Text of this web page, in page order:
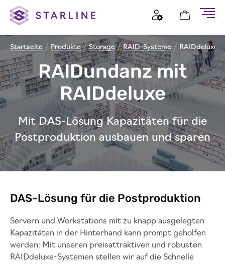
Startseite / Produkte /Storage /RAID-Systeme / RAIDdeluxe
RAIDundanz mit
RAIDdeluxe
Mit DAS-Lösung Kapazitäten für die
Postproduktion ausbauen und sparen
DAS-Lösung für die Postproduktion
Servern und Workstations mit zu knapp ausgelegten
Kapazitäten in der Hinterhand kann prompt geholfen
werden: Mit unseren preisattraktiven und robusten
RAIDdeluxe-Systemen stellen wir auf die Schnelle